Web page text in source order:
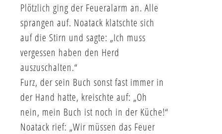
Plötzlich ging der Feueralarm an. Alle
sprangen auf. Noatack klatschte sich
auf die Stirn und sagte: „Ich muss
vergessen haben den Herd
auszuschalten.“
Furz, der sein Buch sonst fast immer in
der Hand hatte, kreischte auf: „Oh
nein, mein Buch ist noch in der Küche!“
Noatack rief: „Wir müssen das Feuer